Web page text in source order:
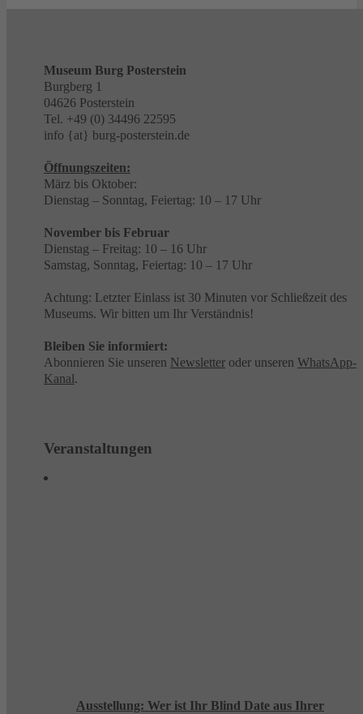
Museum Burg Posterstein
Burgberg 1
04626 Posterstein
Tel. +49 (0) 34496 22595
info {at} burg-posterstein.de
Öffnungszeiten:
März bis Oktober:
Dienstag – Sonntag, Feiertag: 10 – 17 Uhr
November bis Februar
Dienstag – Freitag: 10 – 16 Uhr
Samstag, Sonntag, Feiertag: 10 – 17 Uhr
Achtung: Letzter Einlass ist 30 Minuten vor Schließzeit des
Museums. Wir bitten um Ihr Verständnis!
Bleiben Sie informiert:
Abonnieren Sie unseren Newsletter oder unseren WhatsApp-
Kanal.
Veranstaltungen
Ausstellung: Wer ist Ihr Blind Date aus Ihrer